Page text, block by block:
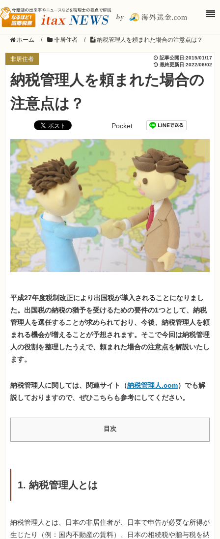
ホーム / 非居住者 / 納税管理人を頼まれた場合の注意点は？
非居住者 記事公開日:2015/01/17
最終更新日:2022/06/02
納税管理人を頼まれた場合の
注意点は？
Pocket
平成27年度税制改正により出国税が導入されることになりまし
た。出国税の納税の猶予を受けるための要件の1つとして、納税
管理人を選任することが求められており、今後、納税管理人を頼
まれる機会が増えることが予想されます。そこで今回は納税管理
人の役割を整理したうえで、頼まれた場合の注意点を解説いたし
ます。
納税管理人に関しては、関連サイト（納税管理人.com）でも解
説しておりますので、ぜひこちらも参考にしてください。
目次
1. 納税管理人とは
納税管理人とは、日本の非居住者が、日本で申告が必要な所得が
生じたり（例：国内不動産の賃料）、日本の相続税や贈与税を納